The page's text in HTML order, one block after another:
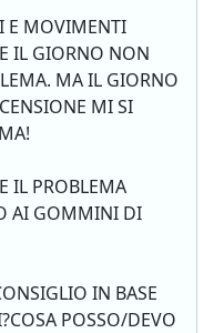
E MOVIMENTI
IL GIORNO NON
MA IL GIORNO
MI SI
IL PROBLEMA
AI GOMMINI DI
IN BASE
POSSO/DEVO